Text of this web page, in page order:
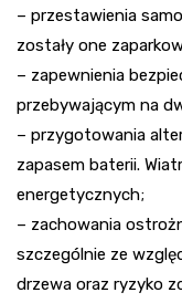
– przestawienia
zostały one
– zapewnienia
przebywającym na
– przygotowania
zapasem baterii.
energetycznych;
– zachowania
szczególnie ze
drzewa oraz ryzyko